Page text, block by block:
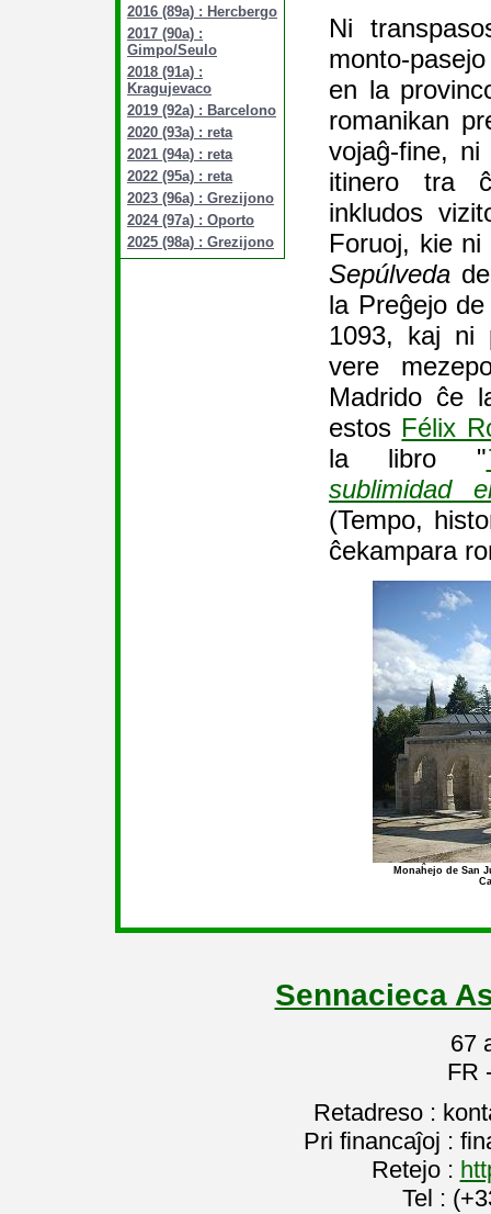
2016 (89a) : Hercbergo
2017 (90a) :
Gimpo/Seulo
2018 (91a) :
Kragujevaco
2019 (92a) : Barcelono
2020 (93a) : reta
2021 (94a) : reta
2022 (95a) : reta
2023 (96a) : Grezijono
2024 (97a) : Oporto
2025 (98a) : Grezijono
Ni
monto-
en la
romanikan
vojaĝ-fine,
itinero tra
inkludos
Foruoj, kie
Sepúlveda
la Preĝejo
1093, kaj ni
vere
Madrido ĉe
estos Félix
la libro "
sublimidad
(Tempo,
ĉekampara
Monaĥejo de San
Sennacieca
67
FR
Retadreso :
Pri financaĵoj :
Retejo :
Tel :